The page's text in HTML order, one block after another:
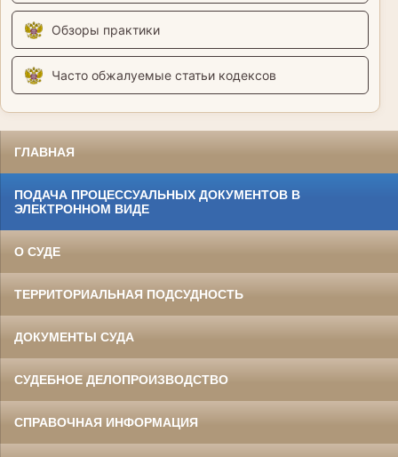
Обзоры практики
Часто обжалуемые статьи кодексов
ГЛАВНАЯ
ПОДАЧА ПРОЦЕССУАЛЬНЫХ ДОКУМЕНТОВ В
ЭЛЕКТРОННОМ ВИДЕ
О СУДЕ
ТЕРРИТОРИАЛЬНАЯ ПОДСУДНОСТЬ
ДОКУМЕНТЫ СУДА
СУДЕБНОЕ ДЕЛОПРОИЗВОДСТВО
СПРАВОЧНАЯ ИНФОРМАЦИЯ